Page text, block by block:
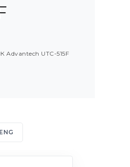
Advantech UTC-515F
ENG